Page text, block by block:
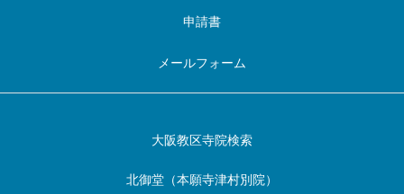
申請書
メールフォーム
大阪教区寺院検索
北御堂（本願寺津村別院）